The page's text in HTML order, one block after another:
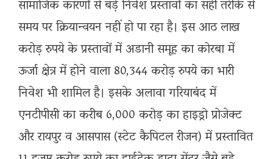
सामाजिक कारणों से बड़े निवेश प्रस्तावों का सही तरीके से
समय पर क्रियान्वयन नहीं हो पा रहा है। इस आठ लाख
करोड़ रुपये के प्रस्तावों में अडानी समूह का कोरबा में
ऊर्जा क्षेत्र में होने वाला 80,344 करोड़ रुपये का भारी
निवेश भी शामिल है। इसके अलावा गरियाबंद में
एनटीपीसी का करीब 6,000 करोड़ का हाइड्रो प्रोजेक्ट
और रायपुर व आसपास (स्टेट कैपिटल रीजन) में प्रस्तावित